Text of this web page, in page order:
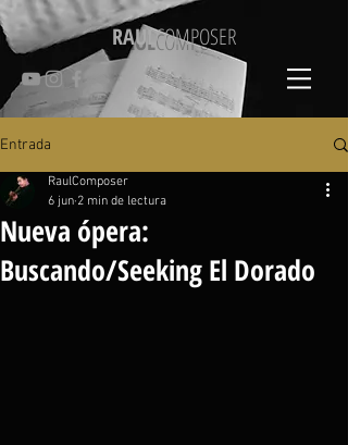
RAULCOMPOSER
Entrada
Nueva ópera:
Buscando/Seeking El Dorado
RaulComposer
6 jun 2 min de lectura